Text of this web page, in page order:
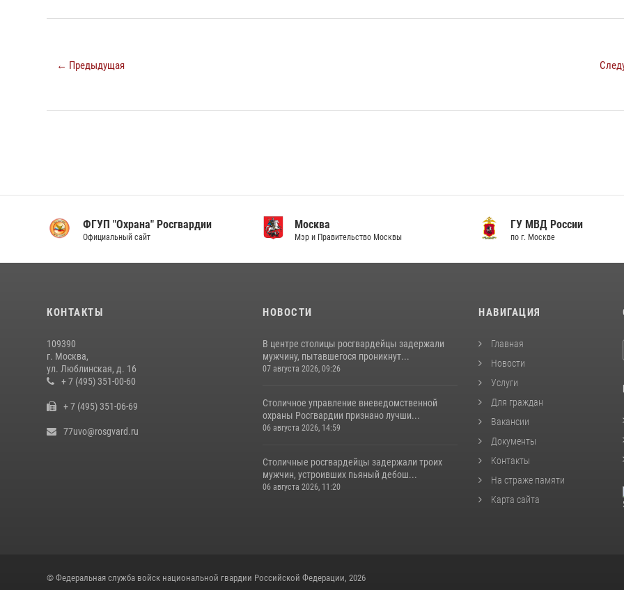
← Предыдущая
ФГУП "Охрана" Росгвардии
Официальный сайт
Москва
Мэр и Правительство Москвы
ГУ МВД России
по г. Москве
КОНТАКТЫ
109390
г. Москва,
ул. Люблинская, д. 16
+ 7 (495) 351-00-60
+ 7 (495) 351-06-69
77uvo@rosgvard.ru
НОВОСТИ
В центре столицы росгвардейцы задержали
мужчину, пытавшегося проникнут...
07 августа 2026, 09:26
Столичное управление вневедомственной
охраны Росгвардии признано лучши...
06 августа 2026, 14:59
Столичные росгвардейцы задержали троих
мужчин, устроивших пьяный дебош...
06 августа 2026, 11:20
НАВИГАЦИЯ
Главная
Новости
Услуги
Для граждан
Вакансии
Документы
Контакты
На страже памяти
Карта сайта
© Федеральная служба войск национальной гвардии Российской Федерации, 2026